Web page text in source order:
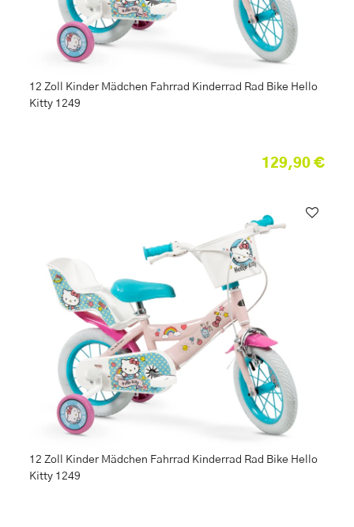
12 Zoll Kinder Mädchen Fahrrad Kinderrad Rad Bike Hello
Kitty 1249
129,90 €
12 Zoll Kinder Mädchen Fahrrad Kinderrad Rad Bike Hello
Kitty 1249